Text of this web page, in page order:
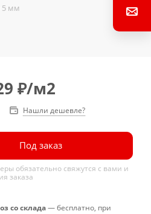
5 мм
₽/м2
Нашли дешевле?
Под заказ
обязательно свяжутся с вами и
заказа
со склада— бесплатно, при